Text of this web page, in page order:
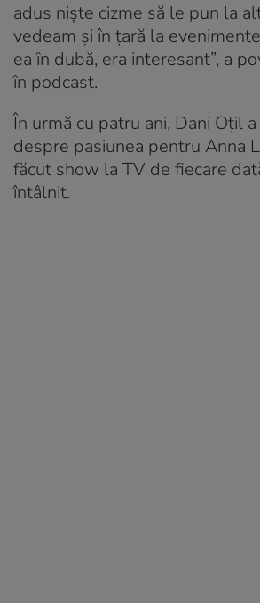
adus niște cizme să le pun la
vedeam și în țară la
ea în dubă, era interesant”, a
în podcast.
În urmă cu patru ani, Dani Oțil
despre pasiunea pentru Anna
făcut show la TV de fiecare
întâlnit.